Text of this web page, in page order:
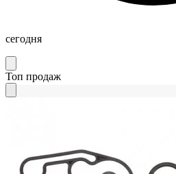
сегодня
Топ продаж